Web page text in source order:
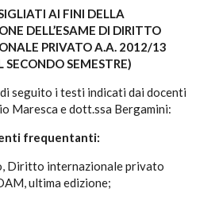
AI FINI DELLA
DELL’ESAME DI DIRITTO
PRIVATO A.A. 2012/13
SECONDO SEMESTRE)
seguito i testi indicati dai docenti
Maresca e dott.ssa Bergamini:
frequentanti:
Diritto internazionale privato
ultima edizione;